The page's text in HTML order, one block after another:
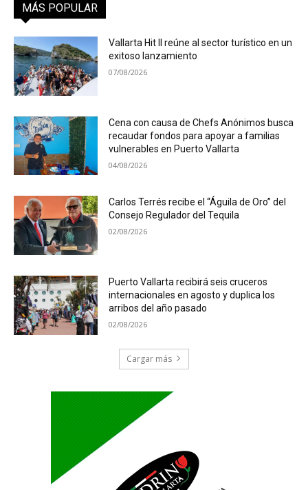
MÁS POPULAR
Vallarta Hit II reúne al sector turístico en un
exitoso lanzamiento
07/08/2026
Cena con causa de Chefs Anónimos busca
recaudar fondos para apoyar a familias
vulnerables en Puerto Vallarta
04/08/2026
Carlos Terrés recibe el “Águila de Oro” del
Consejo Regulador del Tequila
02/08/2026
Puerto Vallarta recibirá seis cruceros
internacionales en agosto y duplica los
arribos del año pasado
02/08/2026
Cargar más